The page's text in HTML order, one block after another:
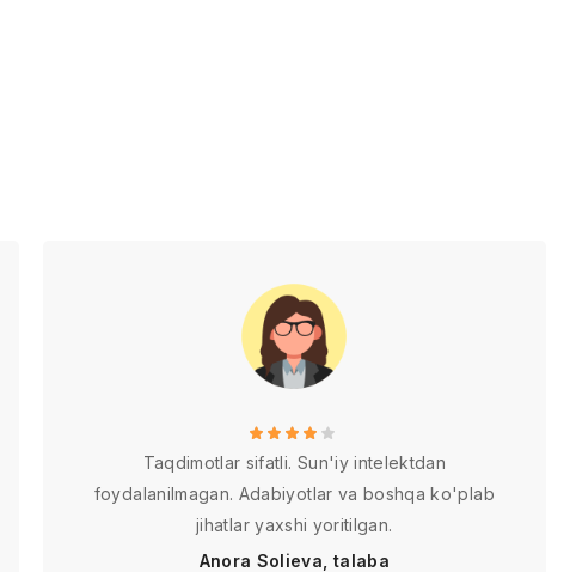
Taqdimotlar sifatli. Sun'iy intelektdan
foydalanilmagan. Adabiyotlar va boshqa ko'plab
jihatlar yaxshi yoritilgan.
Anora Solieva, talaba